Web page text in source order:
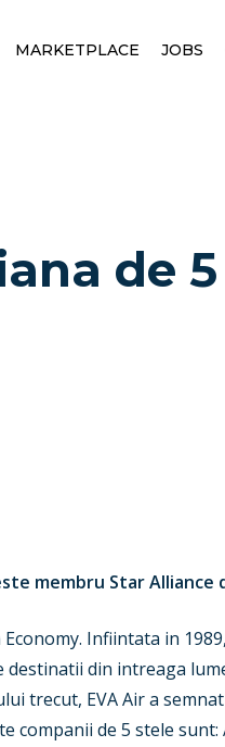
MARKETPLACE JOBS
de
membru Star Alliance
Infiintata in
din intreaga
trecut, EVA Air a
companii de 5 stele